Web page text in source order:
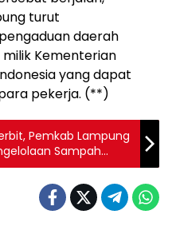
turut
daerah
milik Kementerian
yang dapat
pekerja. (**)
Pemkab Lampung
Sampah